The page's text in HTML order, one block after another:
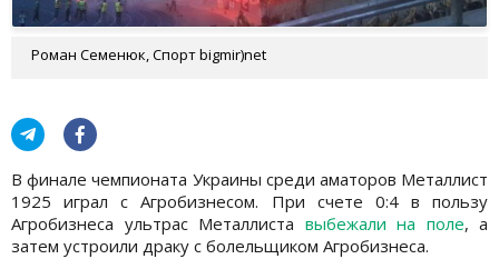
Роман Семенюк, Спорт bigmir)net
В финале чемпионата Украины среди аматоров Металлист
1925 играл с Агробизнесом. При счете 0:4 в пользу
Агробизнеса ультрас Металлиста выбежали на поле, а
затем устроили драку с болельщиком Агробизнеса.